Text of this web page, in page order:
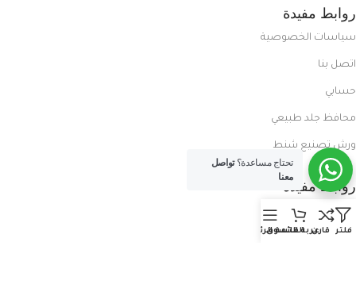
روابط مفيدة
سياسات الخصوصية
اتصل بنا
حسابي
محافظ جلد طبيعي
ورش تصنيع شنط
روابط مفيدة
المدونة
معلومات عنا
فلتر قارنعربة التسوق
القائمة الرئيسية
تحتاج مساعدة؟تواصل
معنا